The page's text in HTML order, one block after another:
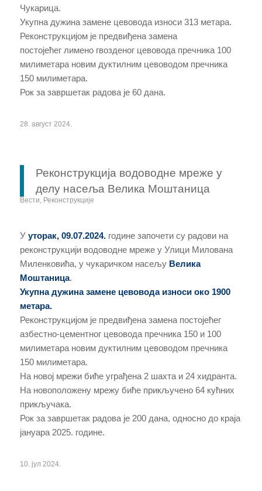
Чукарица.
Укупна дужина замене цевовода износи 313метара.
Реконструкцијом је предвиђена замена
постојећег лимено гвозденогцевовода пречника 100
милиметара новим дуктилним цевоводом пречника
150 милиметара.
Рок за завршетак радова је 60 данa.
28. август 2024.
Реконструкција водоводне мреже у
делу насеља Велика Моштаница
Вести Реконструкције
Ууторак, 09.07.2024.године започети су радови на
реконструкцији водоводне мреже у Улици Милована
Миленковића, у чукаричком насељу Велика
Моштаница.
Укупна дужина замене цевовода износи око 1900
метара.
Реконструкцијом је предвиђена замена постојећег
азбестно-цементног цевовода пречника 150 и 100
милиметара новим дуктилним цевоводом пречника
150 милиметара.
На новој мрежи биће уграђена 2 шахта и 24 хидранта.
На новоположену мрежу биће прикључено 64 кућних
прикључака.
Рок за завршетак радова је 200 данa, односно до краја
јануара 2025. године.
10. јул 2024.